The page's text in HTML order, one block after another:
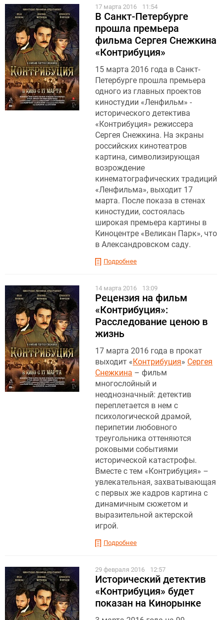
17 марта 2016 11:54
В Санкт-Петербурге
прошла премьера
фильма Сергея Снежкина
«Контрибуция»
15 марта 2016 года в Санкт-
Петербурге прошла премьера
одного из главных проектов
киностудии «Ленфильм» -
исторического детектива
«Контрибуция» режиссера
Сергея Снежкина. На экраны
российских кинотеатров
картина, символизирующая
возрождение
кинематографических традиций
«Ленфильма», выходит 17
марта. После показа в стенах
киностудии, состоялась
широкая премьера картины в
Киноцентре «Великан Парк», что
в Александровском саду.
Подробнее
14 марта 2016 13:09
Рецензия на фильм
«Контрибуция»:
Расследование ценою в
жизнь
17 марта 2016 года в прокат
выходит «Контрибуция» Сергея
Снежкина – фильм
многослойный и
неоднозначный: детектив
переплетается в нем с
психологической драмой,
перипетии любовного
треугольника оттеняются
роковыми событиями
исторической катастрофы.
Вместе с тем «Контрибуция» –
увлекательная, захватывающая
с первых же кадров картина с
динамичным сюжетом и
выразительной актерской
игрой.
Подробнее
29 февраля 2016 12:57
Исторический детектив
«Контрибуция» будет
показан на Кинорынке